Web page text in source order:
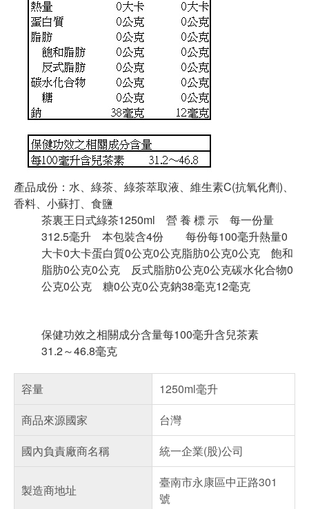
產品成份：水、綠茶、綠茶萃取液、維生素C(抗氧化劑)、
香料、小蘇打、食鹽
茶裏王日式綠茶1250ml 營 養 標 示 每一份量
312.5毫升 本包裝含4份 每份每100毫升熱量0
大卡0大卡蛋白質0公克0公克脂肪0公克0公克 飽和
脂肪0公克0公克 反式脂肪0公克0公克碳水化合物0
公克0公克 糖0公克0公克鈉38毫克12毫克
保健功效之相關成分含量每100毫升含兒茶素
31.2～46.8毫克
容量
1250ml毫升
商品來源國家
台灣
國內負責廠商名稱
統一企業(股)公司
製造商地址
臺南市永康區中正路301
號